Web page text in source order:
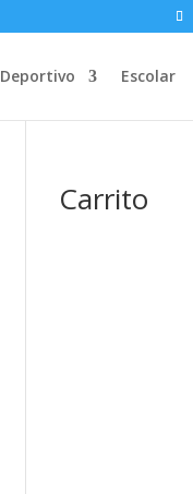
Deportivo Escolar
Carrito